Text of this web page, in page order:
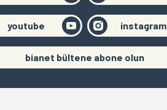
youtube instagram
bianet bültene abone olun